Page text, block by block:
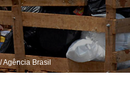
Agência Brasil